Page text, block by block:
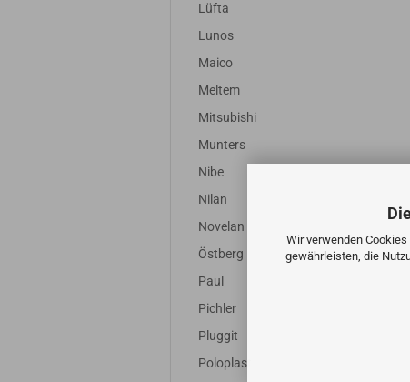
Wir verwenden
gewährleisten, die
Lüfta
Lunos
Maico
Meltem
Mitsubishi
Munters
Nibe
Nilan
Novelan
Östberg
Paul
Pichler
Pluggit
Poloplast